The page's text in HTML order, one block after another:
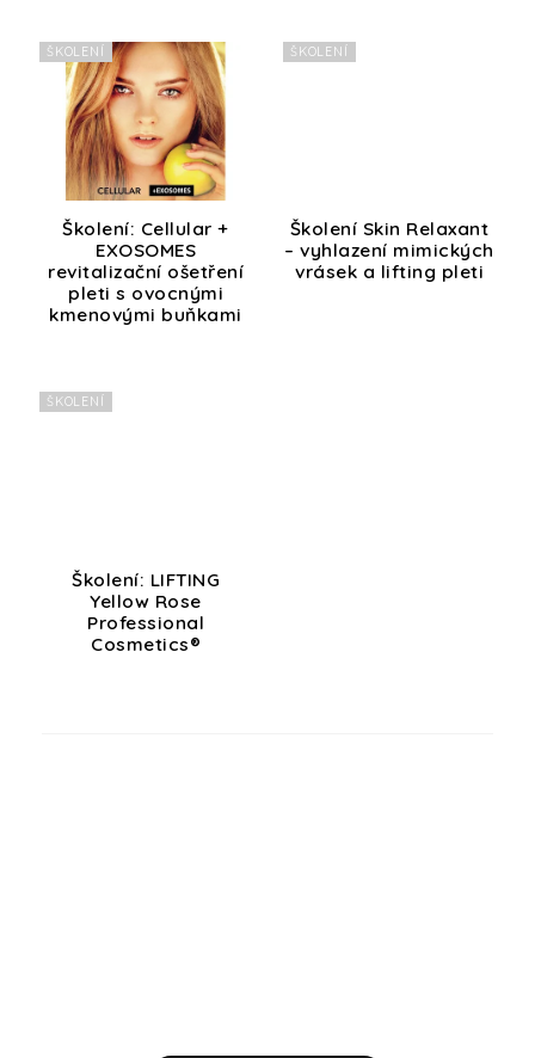
ŠKOLENÍ
Školení: Cellular +
EXOSOMES
revitalizační ošetření
pleti s ovocnými
kmenovými buňkami
ŠKOLENÍ
Školení Skin Relaxant
– vyhlazení mimických
vrásek a lifting pleti
ŠKOLENÍ
Školení: LIFTING
Yellow Rose
Professional
Cosmetics®